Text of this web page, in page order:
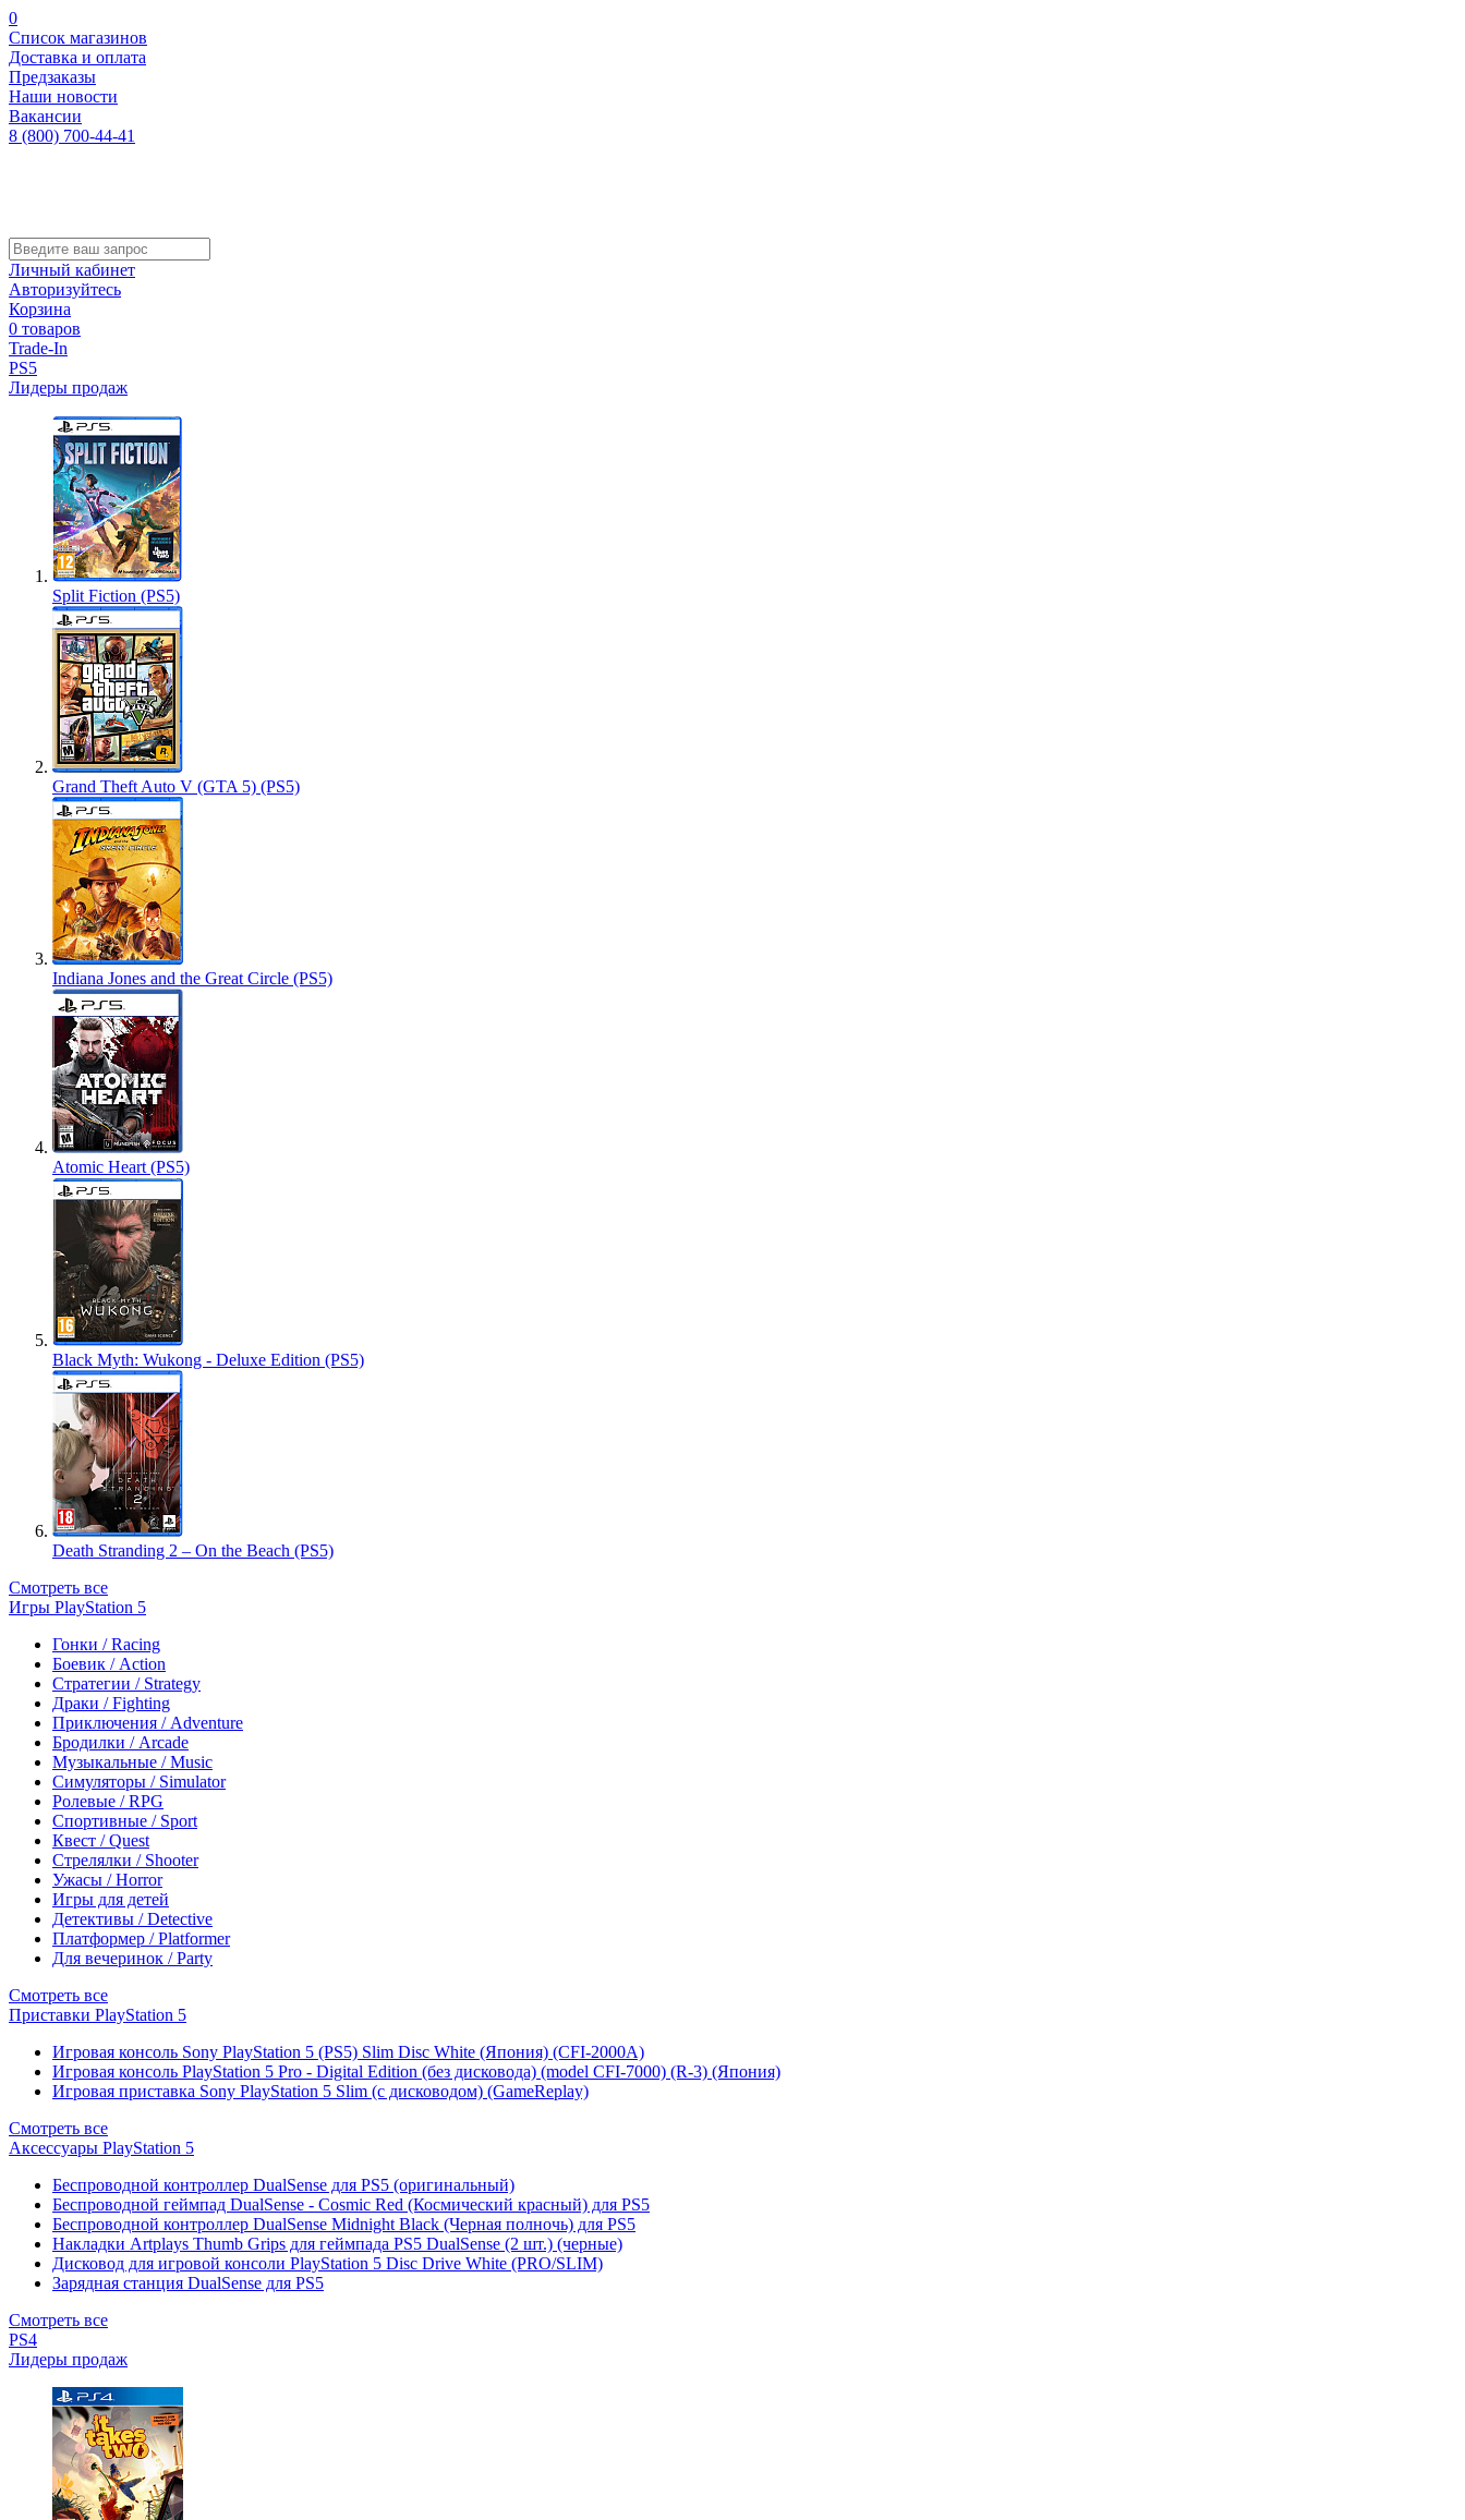
0
Список магазинов
Доставка и оплата
Предзаказы
Наши новости
Вакансии
8 (800) 700-44-41
Личный кабинет
Авторизуйтесь
Корзина
0 товаров
Trade-In
PS5
Лидеры продаж
Split Fiction (PS5)
Grand Theft Auto V (GTA 5) (PS5)
Indiana Jones and the Great Circle (PS5)
Atomic Heart (PS5)
Black Myth: Wukong - Deluxe Edition (PS5)
Death Stranding 2 – On the Beach (PS5)
Смотреть все
Игры PlayStation 5
Гонки / Racing
Боевик / Action
Стратегии / Strategy
Драки / Fighting
Приключения / Adventure
Бродилки / Arcade
Музыкальные / Music
Симуляторы / Simulator
Ролевые / RPG
Спортивные / Sport
Квест / Quest
Стрелялки / Shooter
Ужасы / Horror
Игры для детей
Детективы / Detective
Платформер / Platformer
Для вечеринок / Party
Смотреть все
Приставки PlayStation 5
Игровая консоль Sony PlayStation 5 (PS5) Slim Disc White (Япония) (CFI-2000A)
Игровая консоль PlayStation 5 Pro - Digital Edition (без дисковода) (model CFI-7000) (R-3) (Япония)
Игровая приставка Sony PlayStation 5 Slim (с дисководом) (GameReplay)
Смотреть все
Аксессуары PlayStation 5
Беспроводной контроллер DualSense для PS5 (оригинальный)
Беспроводной геймпад DualSense - Cosmic Red (Космический красный) для PS5
Беспроводной контроллер DualSense Midnight Black (Черная полночь) для PS5
Накладки Artplays Thumb Grips для геймпада PS5 DualSense (2 шт.) (черные)
Дисковод для игровой консоли PlayStation 5 Disc Drive White (PRO/SLIM)
Зарядная станция DualSense для PS5
Смотреть все
PS4
Лидеры продаж